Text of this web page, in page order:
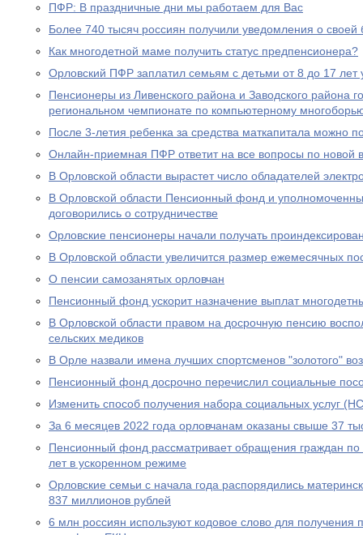
ПФР: В праздничные дни мы работаем для Вас
Более 740 тысяч россиян получили уведомления о
Как многодетной маме получить статус предпенсионера?
Орловский ПФР заплатил семьям с детьми от 8 до 17
Пенсионеры из Ливенского района и Заводского района
региональном чемпионате по компьютерному
После 3-летия ребенка за средства маткапитала можно
Онлайн-приемная ПФР ответит на все вопросы по новой
В Орловской области вырастет число обладателей
В Орловской области Пенсионный фонд и
договорились о сотрудничестве
Орловские пенсионеры начали получать
В Орловской области увеличится размер ежемесячных
О пенсии самозанятых орловчан
Пенсионный фонд ускорит назначение выплат
В Орловской области правом на досрочную пенсию
сельских медиков
В Орле назвали имена лучших спортсменов "золотого"
Пенсионный фонд досрочно перечислил социальные
Изменить способ получения набора социальных услуг
За 6 месяцев 2022 года орловчанам оказаны свыше 37
Пенсионный фонд рассматривает обращения граждан по
лет в ускоренном режиме
Орловские семьи с начала года распорядились
837 миллионов рублей
6 млн россиян используют кодовое слово для получения